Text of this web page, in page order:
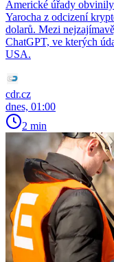
Americké úřady
Yarocha z odcizení
dolarů. Mezi
ChatGPT, ve kterých
USA.
cdr.cz
dnes, 01:00
2 min